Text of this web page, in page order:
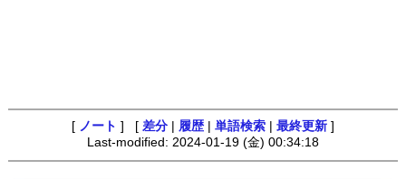
[ ノート ] [ 差分 履歴 単語検索 最終更新 ]
Last-modified: 2024-01-19 (金) 00:34:18